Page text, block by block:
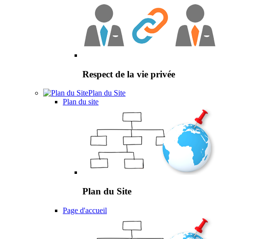
Respect de la vie privée
Plan du Site
Plan du site
Plan du Site
Page d'accueil